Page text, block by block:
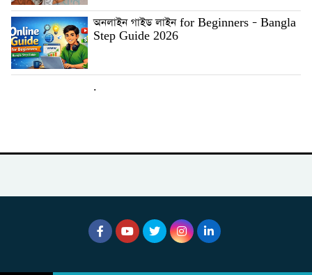
অনলাইন গাইড লাইন for Beginners – Bangla
Step Guide 2026
.